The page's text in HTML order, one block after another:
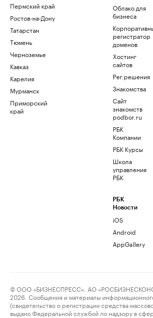
Пермский край
Ростов-на-Дону
Татарстан
Тюмень
Черноземье
Кавказ
Карелия
Мурманск
Приморский
край
Облако для
бизнеса
регистратор
доменов
Хостинг
сайтов
Рег.решения
Знакомства
Сайт
знакомств
podbor.ru
РБК
Компании
РБК Курсы
Школа
управления
РБК
РБК
Новости
iOS
Android
AppGallery
© ООО «БИЗНЕСПРЕСС», АО
2026. Сообщения и материалы
(свидетельство о регистрации средства
выдано Федеральной службой по надзору в